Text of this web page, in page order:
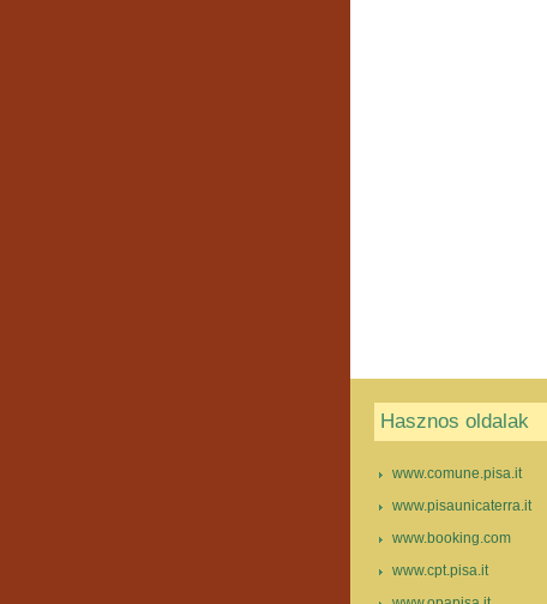
Hasznos oldalak
www.comune.pisa.it
www.pisaunicaterra.it
www.booking.com
www.cpt.pisa.it